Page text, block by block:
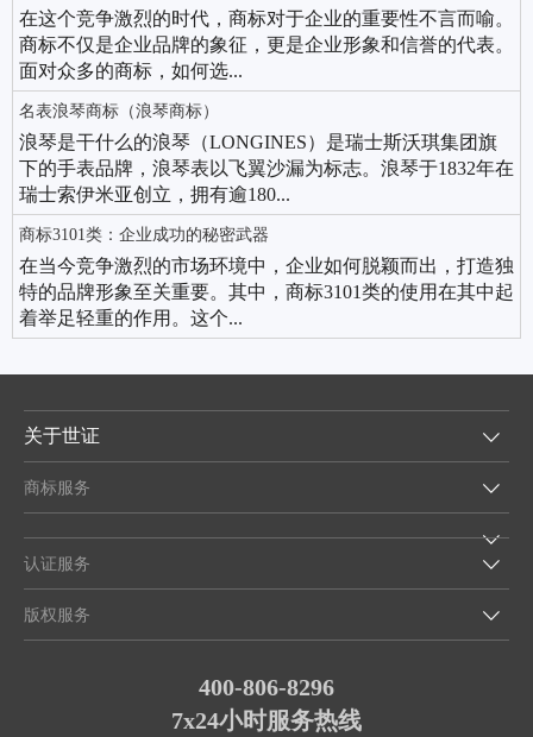
在这个竞争激烈的时代，商标对于企业的重要性不言而喻。
商标不仅是企业品牌的象征，更是企业形象和信誉的代表。
面对众多的商标，如何选...
名表浪琴商标（浪琴商标）
浪琴是干什么的浪琴（LONGINES）是瑞士斯沃琪集团旗
下的手表品牌，浪琴表以飞翼沙漏为标志。浪琴于1832年在
瑞士索伊米亚创立，拥有逾180...
商标3101类：企业成功的秘密武器
在当今竞争激烈的市场环境中，企业如何脱颖而出，打造独
特的品牌形象至关重要。其中，商标3101类的使用在其中起
着举足轻重的作用。这个...
关于世证
商标服务
认证服务
版权服务
400-806-8296
7x24小时服务热线